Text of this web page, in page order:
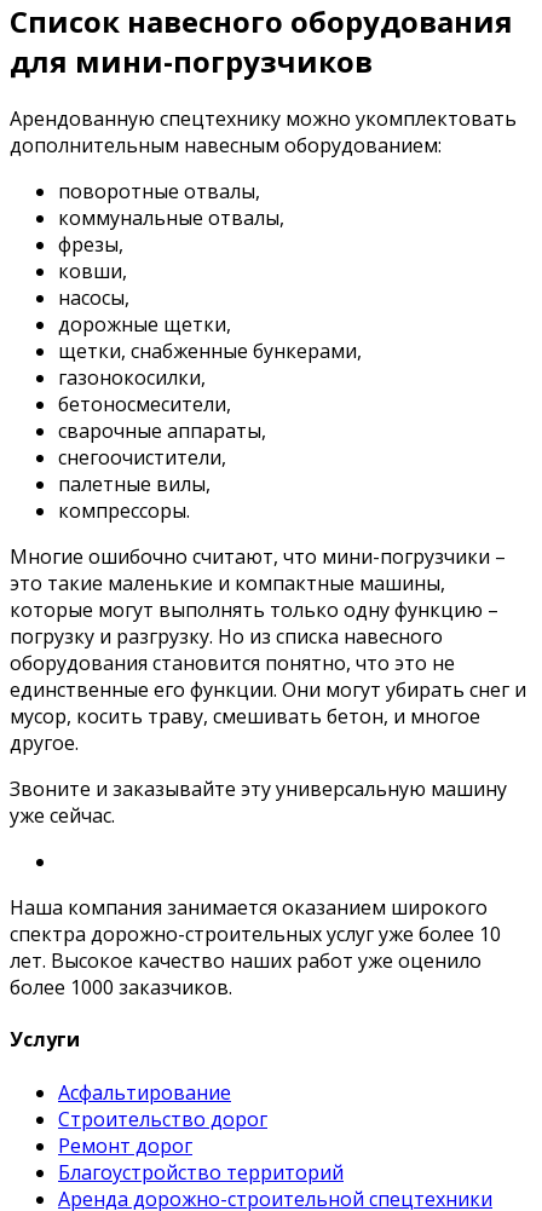
Список навесного оборудования
для мини-погрузчиков
Арендованную спецтехнику можно укомплектовать
дополнительным навесным оборудованием:
поворотные отвалы,
коммунальные отвалы,
фрезы,
ковши,
насосы,
дорожные щетки,
щетки, снабженные бункерами,
газонокосилки,
бетоносмесители,
сварочные аппараты,
снегоочистители,
палетные вилы,
компрессоры.
Многие ошибочно считают, что мини-погрузчики –
это такие маленькие и компактные машины,
которые могут выполнять только одну функцию –
погрузку и разгрузку. Но из списка навесного
оборудования становится понятно, что это не
единственные его функции. Они могут убирать снег и
мусор, косить траву, смешивать бетон, и многое
другое.
Звоните и заказывайте эту универсальную машину
уже сейчас.
Наша компания занимается оказанием широкого
спектра дорожно-строительных услуг уже более 10
лет. Высокое качество наших работ уже оценило
более 1000 заказчиков.
Услуги
Асфальтирование
Строительство дорог
Ремонт дорог
Благоустройство территорий
Аренда дорожно-строительной спецтехники